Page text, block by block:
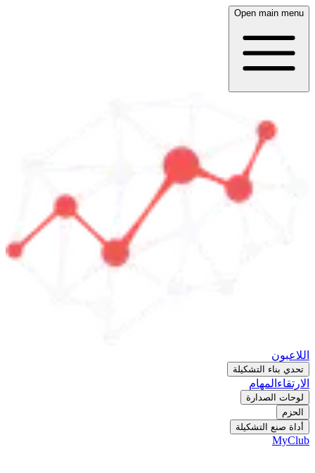
Open main menu
اللاعبون
تحدي بناء التشكيلة
الارتقاء المهام
لوحات الصدارة
الحزم
أداة صنع التشكيلة
MyClub